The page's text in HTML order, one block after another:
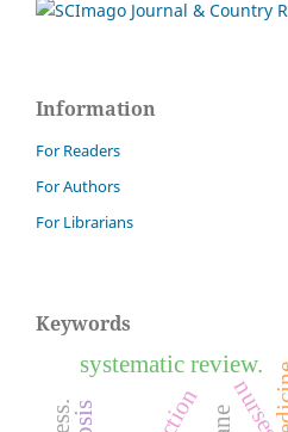
Information
For Readers
For Authors
For Librarians
Keywords
systematic review.
nurses